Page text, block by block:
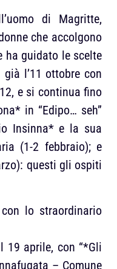
di Magritte,
che accolgono
ha guidato le scelte
l’11 ottobre con
e si continua fino
in “Edipo… seh”
Insinna* e la sua
(1-2 febbraio); e
questi gli ospiti
lo straordinario
19 aprile, con “*Gli
– Comune